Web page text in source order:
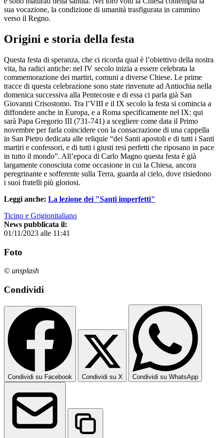
sua vocazione, la condizione di umanità trasfigurata in cammino
verso il Regno.
Origini e storia della festa
Questa festa di speranza, che ci ricorda qual è l’obiettivo della nostra
vita, ha radici antiche: nel IV secolo inizia a essere celebrata la
commemorazione dei martiri, comuni a diverse Chiese. Le prime
tracce di questa celebrazione sono state rinvenute ad Antiochia nella
domenica successiva alla Pentecoste e di essa ci parla già San
Giovanni Crisostomo. Tra l’VIII e il IX secolo la festa si comincia a
diffondere anche in Europa, e a Roma specificamente nel IX: qui
sarà Papa Gregorio III (731-741) a scegliere come data il Primo
novembre per farla coincidere con la consacrazione di una cappella
in San Pietro dedicata alle reliquie “dei Santi apostoli e di tutti i Santi
martiri e confessori, e di tutti i giusti resi perfetti che riposano in pace
in tutto il mondo”. All’epoca di Carlo Magno questa festa è già
largamente conosciuta come occasione in cui la Chiesa, ancora
peregrinante e sofferente sulla Terra, guarda al cielo, dove risiedono
i suoi fratelli più gloriosi.
Leggi anche: La lezione dei "Santi imperfetti"
Ticino e Grigionitaliano
News pubblicata il:
01/11/2023 alle 11:41
Foto
© unsplash
Condividi
Condividi su Facebook Condividi su X Condividi su WhatsApp